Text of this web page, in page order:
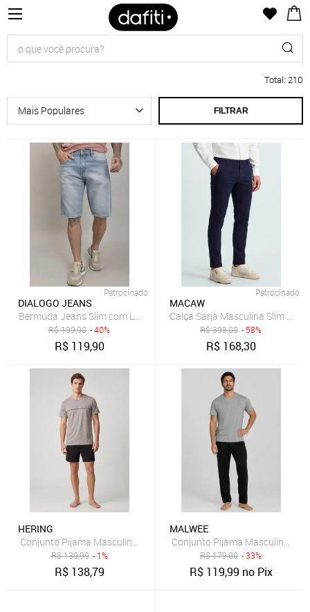
Total: 210
FILTRAR
Patrocinado
DIALOGO JEANS
Bermuda Jeans Slim com Lavagem Clara Dialogo Jeans
R$199,90 - 40%
R$ 119,90
Patrocinado
MACAW
R$398,00 - 58%
R$ 168,30
HERING
Conjunto Pijama Masculino Hering Algodão Cinza
R$139,99 - 1%
R$ 138,79
MALWEE
Conjunto Pijama Masculino
R$179,00 - 33%
R$ 119,99 no Pix